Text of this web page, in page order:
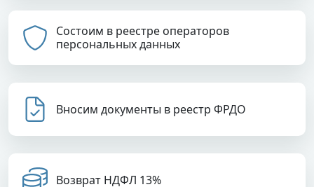
Состоим в реестре операторов
персональных данных
Вносим документы в реестр ФРДО
Возврат НДФЛ 13%